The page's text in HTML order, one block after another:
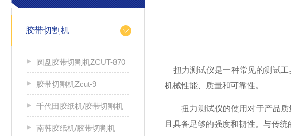
胶带切割机
圆盘胶带切割机ZCUT-870
胶带切割机Zcut-9
千代田胶纸机/胶带切割机
南韩胶纸机/胶带切割机
扭力测试仪是一种常见的测试工
机械性能、质量和可靠性。
扭力测试仪的使用对于产品质
且具备足够的强度和韧性。与传